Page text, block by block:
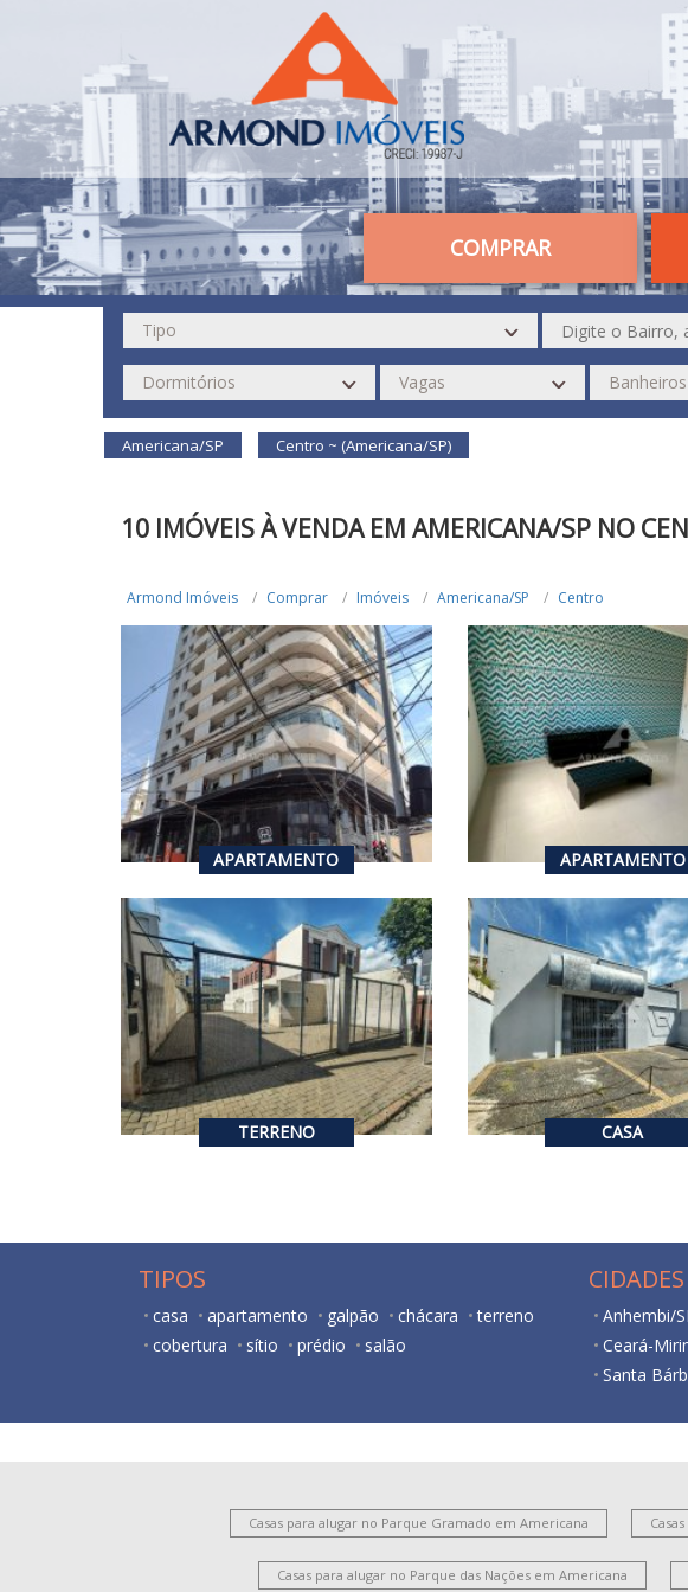
COMPRAR
Americana/SP Centro ~ (Americana/SP)
10 IMÓVEIS À VENDA EM AMERICANA/SP NO
Armond Imóveis Comprar Imóveis Americana/SP Centro
APARTAMENTO
R$ 212.000,00 VENDA
2
APARTAMENTO
R$ 350.000,00
TERRENO
R$ 1.100.000,00 VENDA
R$ 2.500,00 ALUGUEL
CASA
R$ 1.100.000,00
2 4
TIPOS
casa apartamento galpão chácara
terreno
cobertura
sítio prédio salão
CIDADES
Anhembi/
Ceará-
Santa
Casas para alugar no Parque Gramado em Americana
Casas para alugar no Parque das Nações em Americana